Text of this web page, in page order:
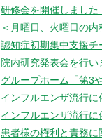
研修会を開催しました
＜月曜日、火曜日の
認知症初期集中支援チ
院内研究発表会を行い
グループホーム「第3
インフルエンザ流行
インフルエンザ流行
患者様の権利と責務